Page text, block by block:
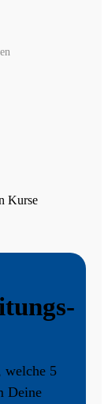
Kurse
welche 5
Deine